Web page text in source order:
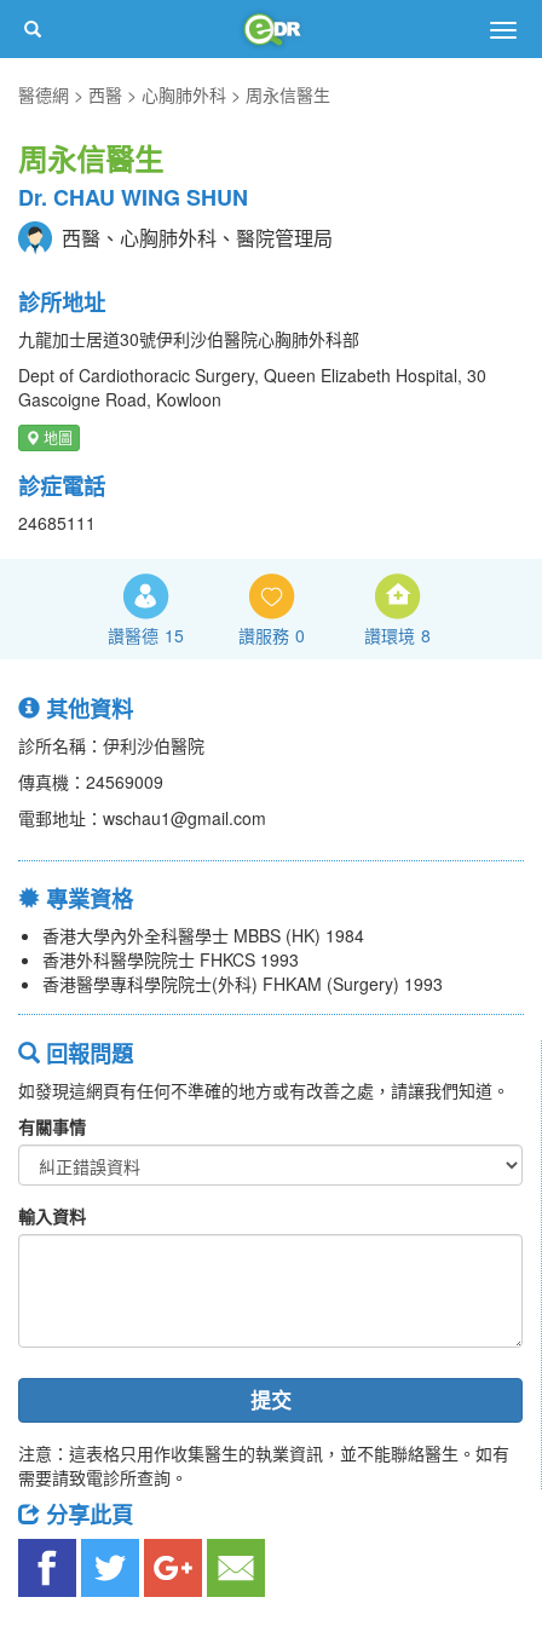
醫德網
西醫 心胸肺外科 周永信醫生
周永信醫生
Dr. CHAU WING SHUN
西醫、心胸肺外科、醫院管理局
診所地址
九龍加士居道30號伊利沙伯醫院心胸肺外科部
Dept of Cardiothoracic Surgery, Queen Elizabeth Hospital, 30
Gascoigne Road, Kowloon
地圖
診症電話
24685111
讚醫德 15 讚服務 0 讚環境 8
其他資料
診所名稱：伊利沙伯醫院
傳真機：24569009
電郵地址：wschau1@gmail.com
專業資格
香港大學內外全科醫學士 MBBS (HK) 1984
香港外科醫學院院士 FHKCS 1993
香港醫學專科學院院士(外科) FHKAM (Surgery) 1993
回報問題
如發現這網頁有任何不準確的地方或有改善之處，請讓我們知道。
有關事情
輸入資料
提交
注意：這表格只用作收集醫生的執業資訊，並不能聯絡醫生。如有
需要請致電診所查詢。
分享此頁